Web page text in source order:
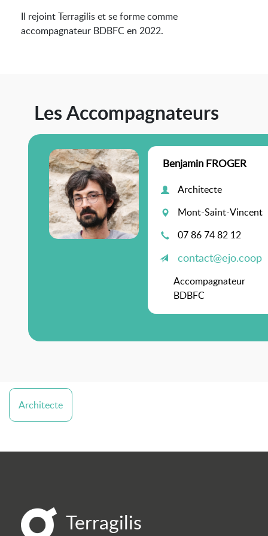
Il rejoint Terragilis et se forme comme
accompagnateur BDBFC en 2022.
Les Accompagnateurs
Benjamin FROGER
Architecte
Mont-Saint-Vincent
07 86 74 82 12
contact@ejo.coop
Accompagnateur
BDBFC
Architecte
Terragilis